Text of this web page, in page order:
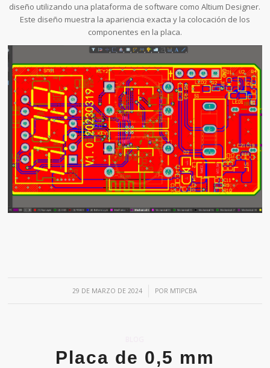
diseño utilizando una plataforma de software como Altium Designer.
Este diseño muestra la apariencia exacta y la colocación de los
componentes en la placa.
29 DE MARZO DE 2024
/ POR MTIPCBA
Placa de 0,5 mm